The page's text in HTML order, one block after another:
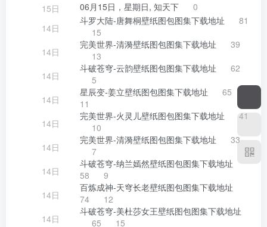
15日
06月15日，星期日, 知天下
0
14日
斗罗大陆-唐舞桐壁纸图包图集下载地址
81
15
14日
完美世界-清漪壁纸图包图集下载地址
39
13
14日
斗破苍穹-云韵壁纸图包图集下载地址
62
5
14日
星辰变-姜立壁纸图包图集下载地址
65
11
14日
完美世界-火灵儿壁纸图包图集下载地址
41
10
14日
完美世界-清漪壁纸图包图集下载地址
33
7
14日
斗破苍穹-纳兰嫣然壁纸图包图集下载地址
58
9
14日
百炼成神-天穹长老壁纸图包图集下载地址
74
12
14日
斗破苍穹-美杜莎女王壁纸图包图集下载地址
65
15